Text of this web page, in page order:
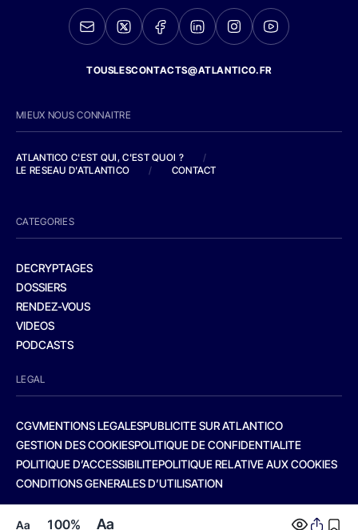
Aa 100% Aa
TOUSLESCONTACTS@ATLANTICO.FR
MIEUX NOUS CONNAITRE
ATLANTICO C'EST QUI, C'EST QUOI ?
/
LE RESEAU D'ATLANTICO
/ CONTACT
CATEGORIES
DECRYPTAGES
DOSSIERS
RENDEZ-VOUS
VIDEOS
PODCASTS
LEGAL
CGVMENTIONS LEGALESPUBLICITE SUR ATLANTICO
GESTION DES COOKIESPOLITIQUE DE CONFIDENTIALITE
POLITIQUE D’ACCESSIBILITEPOLITIQUE RELATIVE AUX COOKIES
CONDITIONS GENERALES D’UTILISATION